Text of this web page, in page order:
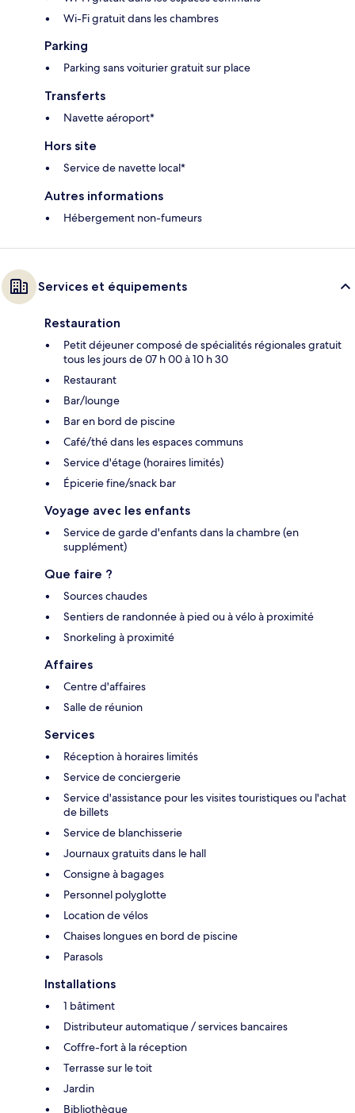
Wi-Fi gratuit dans les chambres
Parking
Parking sans voiturier gratuit sur place
Transferts
Navette aéroport*
Hors site
Service de navette local*
Autres informations
Hébergement non-fumeurs
Services et équipements
Restauration
Petit déjeuner composé de spécialités régionales gratuit
tous les jours de 07 h 00 à 10 h 30
Restaurant
Bar/lounge
Bar en bord de piscine
Café/thé dans les espaces communs
Service d'étage (horaires limités)
Épicerie fine/snack bar
Voyage avec les enfants
Service de garde d'enfants dans la chambre (en
supplément)
Que faire ?
Sources chaudes
Sentiers de randonnée à pied ou à vélo à proximité
Snorkeling à proximité
Affaires
Centre d'affaires
Salle de réunion
Services
Réception à horaires limités
Service de conciergerie
Service d'assistance pour les visites touristiques ou l'achat
de billets
Service de blanchisserie
Journaux gratuits dans le hall
Consigne à bagages
Personnel polyglotte
Location de vélos
Chaises longues en bord de piscine
Parasols
Installations
1 bâtiment
Distributeur automatique / services bancaires
Coffre-fort à la réception
Terrasse sur le toit
Jardin
Bibliothèque